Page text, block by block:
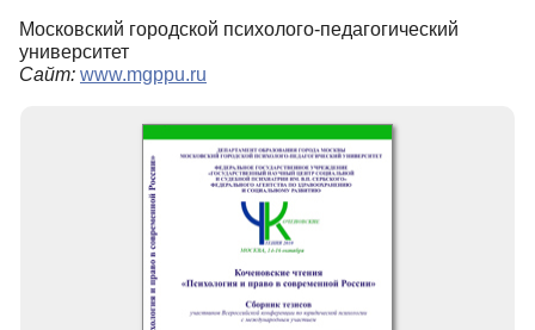
Московский городской психолого-педагогический
университет
Сайт: www.mgppu.ru